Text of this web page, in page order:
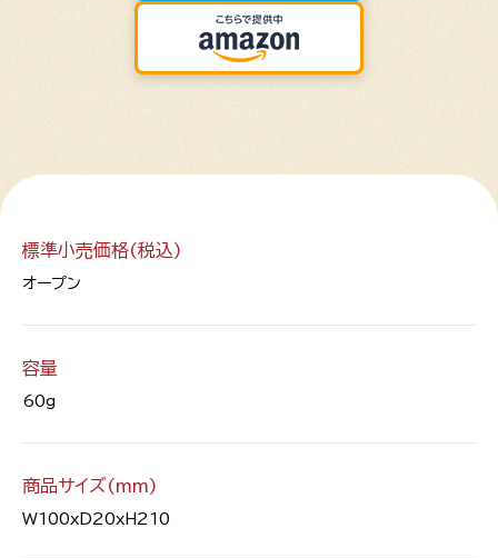
標準小売価格(税込)
オープン
容量
60g
商品サイズ(mm)
W100xD20xH210